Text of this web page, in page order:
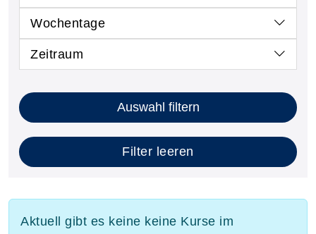
Wochentage
Zeitraum
Auswahl filtern
Filter leeren
Aktuell gibt es keine keine Kurse im